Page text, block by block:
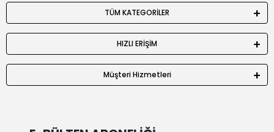
TÜM KATEGORİLER
HIZLI ERİŞİM
Müşteri Hizmetleri